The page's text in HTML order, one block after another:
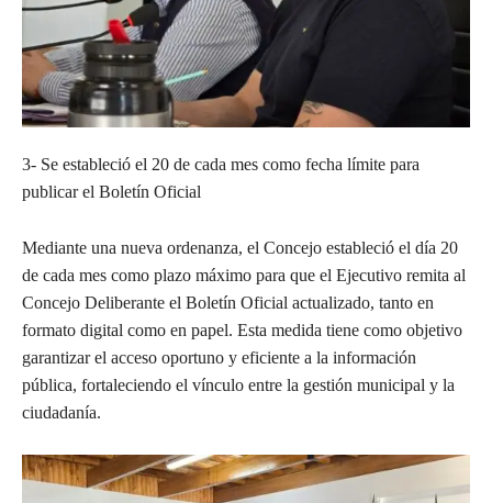
3- Se estableció el 20 de cada mes como fecha límite para
publicar el Boletín Oficial
Mediante una nueva ordenanza, el Concejo estableció el día 20
de cada mes como plazo máximo para que el Ejecutivo remita al
Concejo Deliberante el Boletín Oficial actualizado, tanto en
formato digital como en papel. Esta medida tiene como objetivo
garantizar el acceso oportuno y eficiente a la información
pública, fortaleciendo el vínculo entre la gestión municipal y la
ciudadanía.